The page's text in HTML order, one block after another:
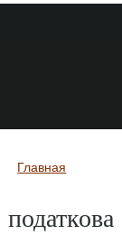
Вы здесь
Главная
податкова